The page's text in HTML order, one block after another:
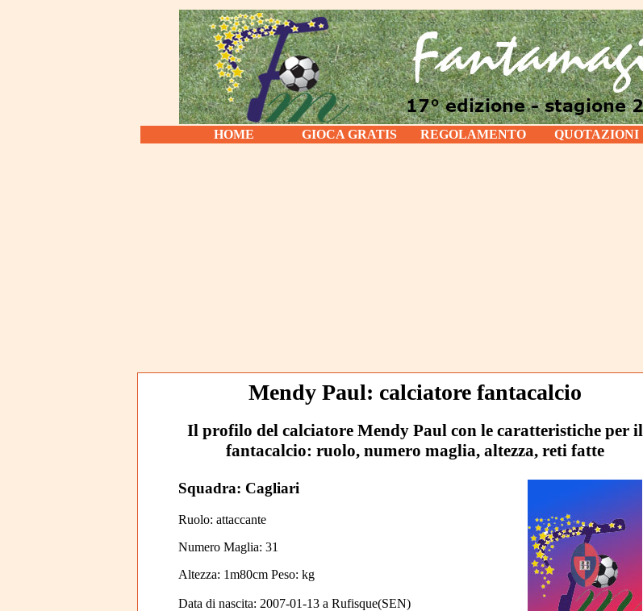
HOME GIOCA GRATIS REGOLAMENTO QUOTAZIONI
Mendy Paul: calciatore fantacalcio
Il profilo del calciatore Mendy Paul con le caratteristiche per il
fantacalcio: ruolo, numero maglia, altezza, reti fatte
Squadra: Cagliari
Ruolo: attaccante
Numero Maglia: 31
Altezza: 1m80cm Peso: kg
Data di nascita: 2007-01-13 a Rufisque(SEN)